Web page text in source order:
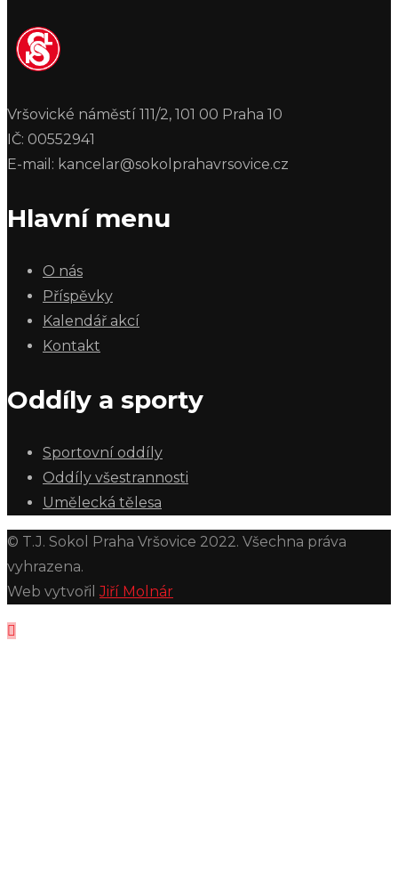
Vršovické náměstí 111/2, 101 00 Praha 10
IČ: 00552941
E-mail: kancelar@sokolprahavrsovice.cz
Hlavní menu
O nás
Příspěvky
Kalendář akcí
Kontakt
Oddíly a sporty
Sportovní oddíly
Oddíly všestrannosti
Umělecká tělesa
© T.J. Sokol Praha Vršovice 2022. Všechna práva
vyhrazena.
Web vytvořilJiří Molnár